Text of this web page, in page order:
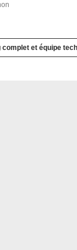
complet et équipe